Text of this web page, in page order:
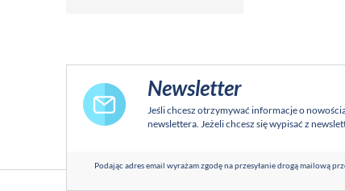
Newsletter
Jeśli chcesz otrzymywać informacje o
newslettera. Jeżeli chcesz się wypisać z
Podając adres email wyrażam zgodę na przesyłanie drogą mailową